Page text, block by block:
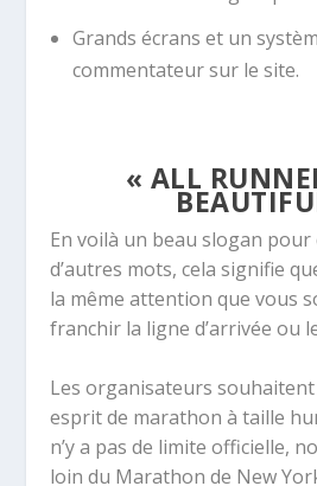
Grands écrans et un
commentateur sur le site.
« ALL
En voilà un beau slogan pour
d’autres mots, cela signifie
la même attention que vous
franchir la ligne d’arrivée ou
Les organisateurs
esprit de marathon à taille
n’y a pas de limite officielle,
loin du Marathon de New